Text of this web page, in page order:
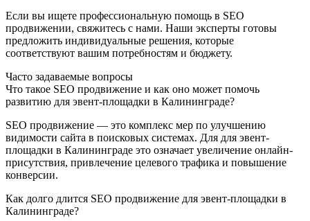
Если вы ищете профессиональную помощь в SEO
продвижении, свяжитесь с нами. Наши эксперты готовы
предложить индивидуальные решения, которые
соответствуют вашим потребностям и бюджету.
Часто задаваемые вопросы
Что такое SEO продвижение и как оно может помочь
развитию для эвент-площадки в Калининграде?
SEO продвижение — это комплекс мер по улучшению
видимости сайта в поисковых системах. Для для эвент-
площадки в Калининграде это означает увеличение онлайн-
присутствия, привлечение целевого трафика и повышение
конверсии.
Как долго длится SEO продвижение для эвент-площадки в
Калининграде?